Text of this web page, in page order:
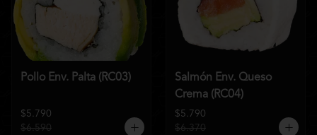
Pollo Env. Palta (RC03)
$5.790
$6.590
Salmón Env. Queso
Crema (RC04)
$5.790
$6.370